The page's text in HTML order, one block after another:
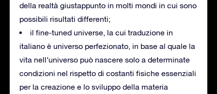
della realtà giustappunto in molti mondi in cui sono
possibili risultati differenti;
il fine-tuned universe, la cui traduzione in
italiano è universo perfezionato, in base al quale la
vita nell’universo può nascere solo a determinate
condizioni nel rispetto di costanti fisiche essenziali
per la creazione e lo sviluppo della materia